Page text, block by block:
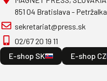
851 04 Bratislava - Petržalka
sekretariat@press.sk
02/67 20 19 11
E-shop SK
E-shop CZ